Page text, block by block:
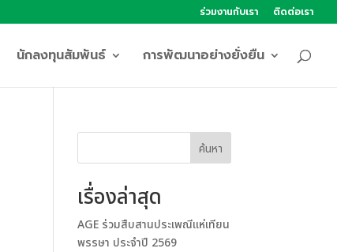
ร่วมงานกับเรา ติดต่อเรา
นักลงทุนสัมพันธ์ การพัฒนาอย่างยั่งยืน
ค้นหา
เรื่องล่าสุด
AGE ร่วมสืบสานประเพณีแห่เทียน
พรรษา ประจำปี 2569